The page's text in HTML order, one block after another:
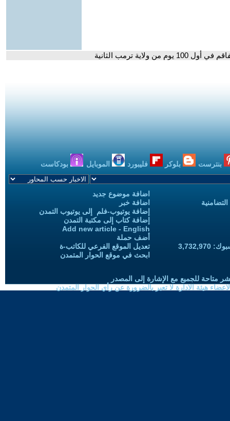
ترمب الثانية
بنترست بلوكر فليبورد الموبايل بودكاست
اضافة موضوع جديد
اضافة خبر
إضافة يوتيوب-فلم إلى يوتيوب التمدن
إضافة كتاب إلى مكتبة التمدن
Add new article - English
أضف حملة
تعديل الموقع الفرعي للكاتب-ة
ابحث في موقع الحوار المتمدن
متاحة للجميع مع الإشارة إلى المصدر
هيئة الادارة لا تعبر بالضرورة عن رأي الحوار المتمدن